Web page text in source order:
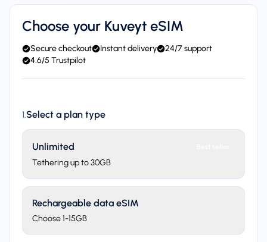
Choose your Kuveyt eSIM
Secure checkout Instant delivery
24/7 support
4.6/5 Trustpilot
1.Select a plan type
Unlimited
Tethering up to 30GB
Rechargeable data eSIM
Choose 1-15GB